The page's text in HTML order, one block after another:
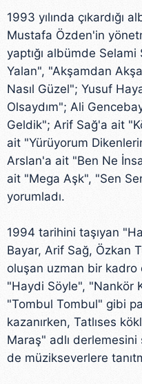
1993 yılında çıkardığı
Mustafa Özden'in
yaptığı albümde
Yalan", "Akşamdan
Nasıl Güzel"; Yusuf
Olsaydım"; Ali
Geldik"; Arif Sağ'a ait
ait "Yürüyorum
Arslan'a ait "Ben Ne
ait "Mega Aşk", "Sen
yorumladı.
1994 tarihini taşıyan
Bayar, Arif Sağ, Özkan
oluşan uzman bir kadro
"Haydi Söyle", "Nankör
"Tombul Tombul" gibi
kazanırken, Tatlıses
Maraş" adlı
de müzikseverlere